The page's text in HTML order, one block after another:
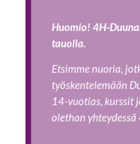
Huomio! 4H-
tauolla.
Etsimme nuoria,
työskentelemään
14-vuotias, kurssit
olethan